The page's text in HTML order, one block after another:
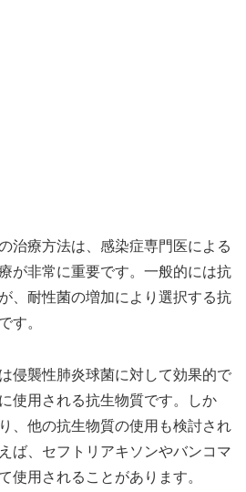
治療方法は、感染症専門医による
が非常に重要です。一般的には抗
、耐性菌の増加により選択する抗
す。
侵襲性肺炎球菌に対して効果的で
使用される抗生物質です。しか
、他の抗生物質の使用も検討され
ば、セフトリアキソンやバンコマ
使用されることがあります。